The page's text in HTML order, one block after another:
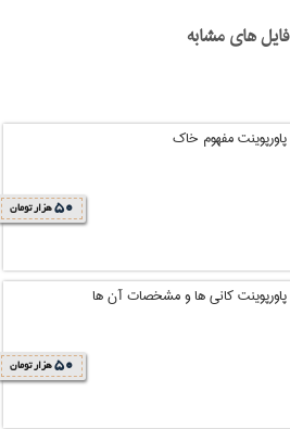
فایل های مشابه
پاورپوینت مفهوم خاک
50 هزار تومان
پاورپوینت کانی ها و مشخصات آن ها
50 هزار تومان